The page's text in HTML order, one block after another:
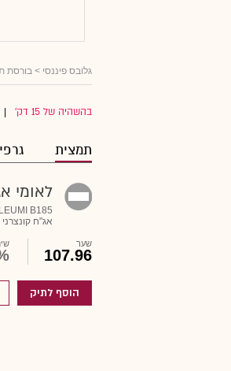
גלובס פיננסי > בורסת
בהשהיה של 15 דק'
תמצית
לאומי אגח
LEUMI B185
אג"ח
שער
107.96
הוסף לתיק